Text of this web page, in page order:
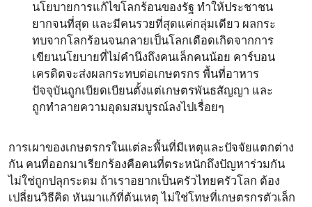
นโยบายการแก้ไขโลกร้อนของรัฐ ทำให้ประชาชน
ยากจนที่สุด และมีคนรวยที่สุดแค่กลุ่มเดียว ผลกระ
ทบจากโลกร้อนจนกลายเป็นโลกเดือดเกิดจากการ
เขียนนโยบายที่ไม่คำนึงถึงคนเล็กคนน้อย คาร์บอน
เครดิตจะส่งผลกระทบต่อเกษตรกร พื้นที่อาหาร
ปัจจุบันถูกเบียดเบียนตั้งแต่เกษตรพันธสัญญา และ
ถูกทำลายความอุดมสมบูรณ์ลงไปเรื่อยๆ
การเผาของเกษตรกรในแต่ละพื้นที่มีเหตุและปัจจัยแตกต่าง
กัน คนที่ออกมาเรียกร้องคือคนที่ตระหนักถึงปัญหาร่วมกัน
ไม่ใช่ถูกปลุกระดม ถ้าเราอยากเป็นครัวไทยครัวโลก ต้อง
เปลี่ยนวิธีคิด หันมาแก้ที่ต้นเหตุ ไม่ใช่โทษที่เกษตรกรตัวเล็ก